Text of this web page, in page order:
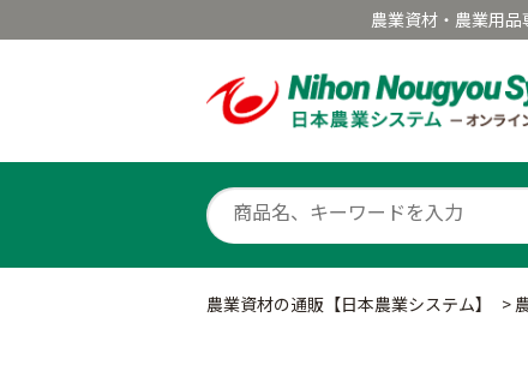
農業資材・農業用
農業資材の通販【日本農業システム】 >